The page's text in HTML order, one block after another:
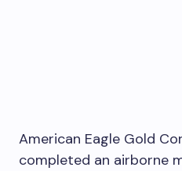
American Eagle Gold
completed an airborne